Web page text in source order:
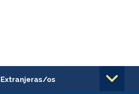
Extranjeras/os